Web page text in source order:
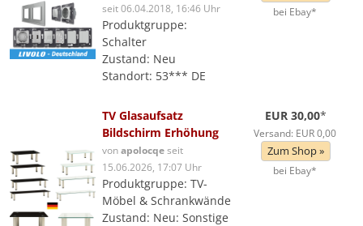
seit 06.04.2018, 16:46 Uhr
Produktgruppe:
Schalter
Zustand: Neu
Standort: 53*** DE
bei Ebay*
TV Glasaufsatz
Bildschirm Erhöhung
vonapolocqeseit
15.06.2026, 17:07 Uhr
Produktgruppe: TV-
Möbel & Schrankwände
Zustand: Neu: Sonstige
EUR 30,00*
Versand: EUR 0,00
Zum Shop »
bei Ebay*